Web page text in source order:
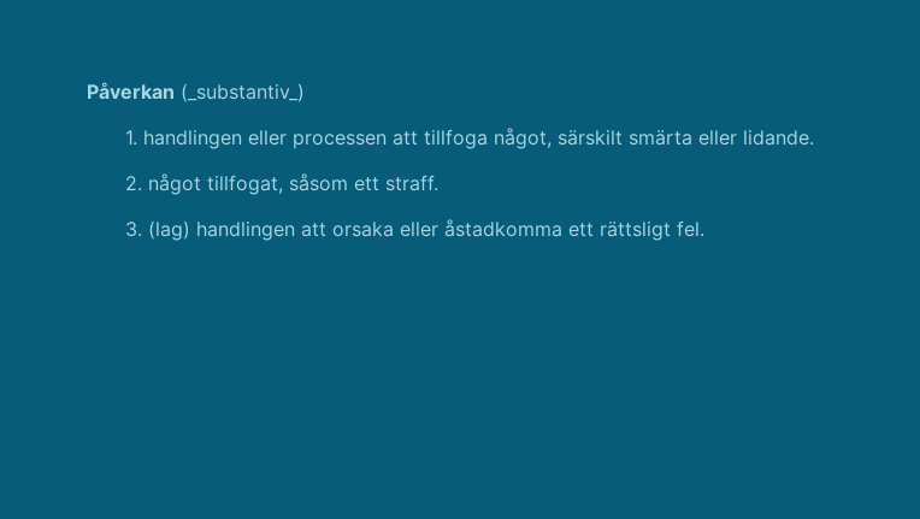
Påverkan (_substantiv_)
1. handlingen eller processen att tillfoga något, särskilt smärta eller lidande.
2. något tillfogat, såsom ett straff.
3. (lag) handlingen att orsaka eller åstadkomma ett rättsligt fel.